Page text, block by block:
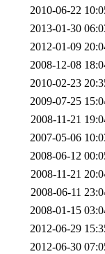
2010-06-22
2013-01-30
2012-01-09
2008-12-08
2010-02-23
2009-07-25
2008-11-21
2007-05-06
2008-06-12
2008-11-21
2008-06-11
2008-01-15
2012-06-29
2012-06-30